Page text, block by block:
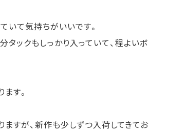
いて気持ちがいいです。
タックもしっかり入っていて、程よいボ
す。
すが、新作も少しずつ入荷してきてお